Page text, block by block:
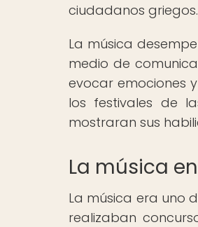
ciudadanos griegos.
La música
medio de
evocar emociones
los festivales de
mostraran sus
La música
La música era uno
realizaban